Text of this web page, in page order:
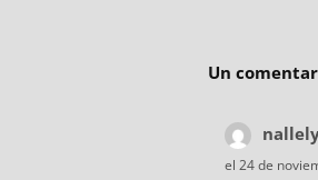
Un
el 24 de